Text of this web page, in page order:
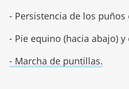
- Persistencia de los puños
- Pie equino (hacia abajo)
- Marcha de puntillas.